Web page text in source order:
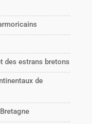
des estrans bretons
de